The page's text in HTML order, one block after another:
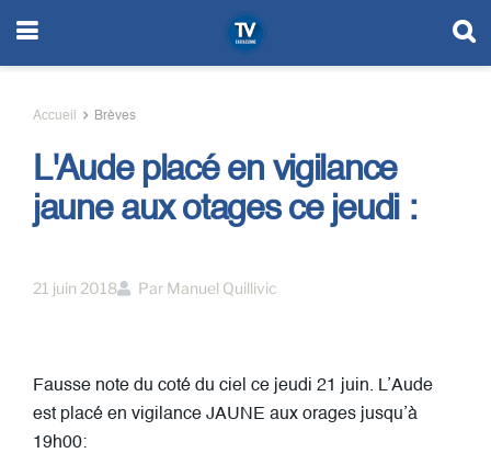
Accueil Brèves
L'Aude placé en vigilance
jaune aux otages ce jeudi :
21 juin 2018 Par Manuel Quillivic
Fausse note du coté du ciel ce jeudi 21 juin. L’Aude
est placé en vigilance JAUNE aux orages jusqu’à
19h00: